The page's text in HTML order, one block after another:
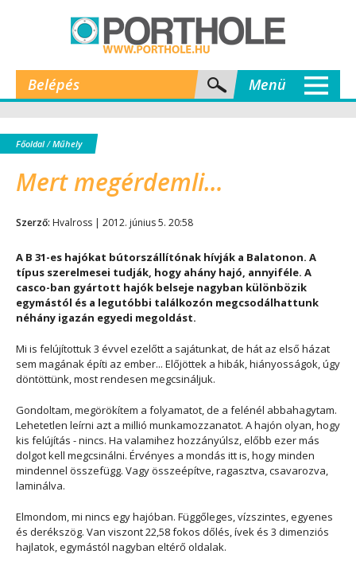
Belépés Menü
Főoldal/Műhely
Mert megérdemli…
Szerző: Hvalross | 2012. június 5. 20:58
A B 31-es hajókat bútorszállítónak hívják a Balatonon. A
típus szerelmesei tudják, hogy ahány hajó, annyiféle. A
casco-ban gyártott hajók belseje nagyban különbözik
egymástól és a legutóbbi találkozón megcsodálhattunk
néhány igazán egyedi megoldást.
Mi is felújítottuk 3 évvel ezelőtt a sajátunkat, de hát az első házat
sem magának építi az ember... Előjöttek a hibák, hiányosságok, úgy
döntöttünk, most rendesen megcsináljuk.
Gondoltam, megörökítem a folyamatot, de a felénél abbahagytam.
Lehetetlen leírni azt a millió munkamozzanatot. A hajón olyan, hogy
kis felújítás - nincs. Ha valamihez hozzányúlsz, előbb ezer más
dolgot kell megcsinálni. Érvényes a mondás itt is, hogy minden
mindennel összefügg. Vagy összeépítve, ragasztva, csavarozva,
laminálva.
Elmondom, mi nincs egy hajóban. Függőleges, vízszintes, egyenes
és derékszög. Van viszont 22,58 fokos dőlés, ívek és 3 dimenziós
hajlatok, egymástól nagyban eltérő oldalak.